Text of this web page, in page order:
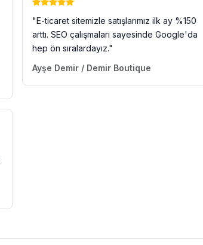
"E-ticaret sitemizle satışlarımız ilk ay %150
arttı. SEO çalışmaları sayesinde Google'da
hep ön sıralardayız."
Ayşe Demir / Demir Boutique